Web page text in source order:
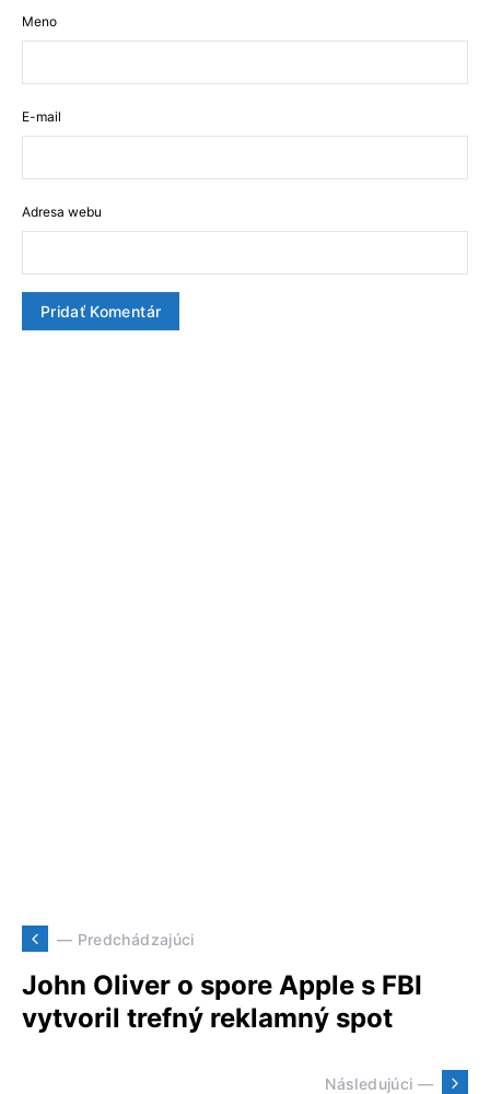
Meno
E-mail
Adresa webu
— Predchádzajúci
John Oliver o spore Apple s FBI
vytvoril trefný reklamný spot
Následujúci —